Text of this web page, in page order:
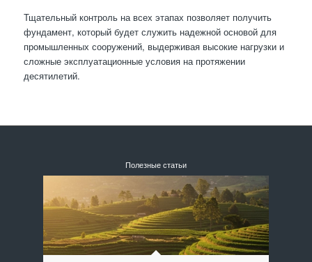
Тщательный контроль на всех этапах позволяет получить
фундамент, который будет служить надежной основой для
промышленных сооружений, выдерживая высокие нагрузки и
сложные эксплуатационные условия на протяжении
десятилетий.
Полезные статьи